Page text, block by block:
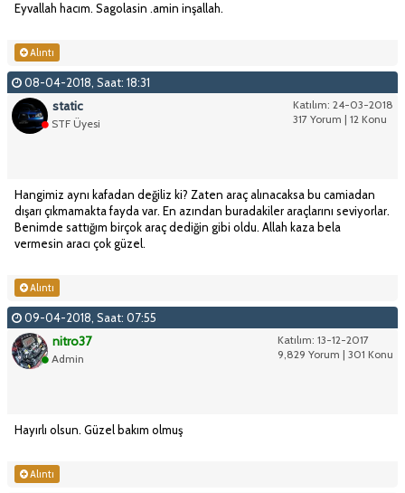
Eyvallah hacım. Sagolasin .amin inşallah.
Alıntı
08-04-2018, Saat: 18:31
Katılım: 24-03-2018
317 Yorum | 12 Konu
static
STF Üyesi
Hangimiz aynı kafadan değiliz ki? Zaten araç alınacaksa bu camiadan
dışarı çıkmamakta fayda var. En azından buradakiler araçlarını seviyorlar.
Benimde sattığım birçok araç dediğin gibi oldu. Allah kaza bela
vermesin aracı çok güzel.
Alıntı
09-04-2018, Saat: 07:55
Katılım: 13-12-2017
9,829 Yorum | 301 Konu
nitro37
Admin
Hayırlı olsun. Güzel bakım olmuş
Alıntı